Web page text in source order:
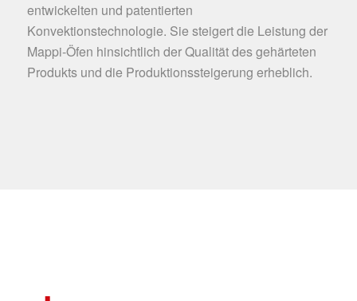
entwickelten und patentierten
Konvektionstechnologie. Sie steigert die Leistung der
Mappi-Öfen hinsichtlich der Qualität des gehärteten
Produkts und die Produktionssteigerung erheblich.